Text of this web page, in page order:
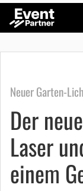
Neuer Garten-
Der
Laser
einem